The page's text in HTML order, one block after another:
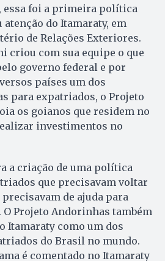
essa foi a primeira política
do Itamaraty, em
de Relações Exteriores.
criou com sua equipe o que
governo federal e por
países um dos
para expatriados, o Projeto
os goianos que residem no
investimentos no
a criação de uma política
que precisavam voltar
precisavam de ajuda para
Projeto Andorinhas também
Itamaraty como um dos
do Brasil no mundo.
é comentado no Itamaraty